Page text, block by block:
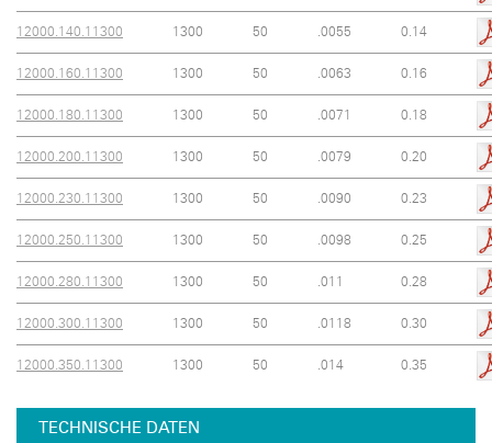
12000.140.11300 1300 50 .0055 0.14
12000.160.11300 1300 50 .0063 0.16
12000.180.11300 1300 50 .0071 0.18
12000.200.11300 1300 50 .0079 0.20
12000.230.11300 1300 50 .0090 0.23
12000.250.11300 1300 50 .0098 0.25
12000.280.11300 1300 50 .011 0.28
12000.300.11300 1300 50 .0118 0.30
12000.350.11300 1300 50 .014 0.35
TECHNISCHE DATEN